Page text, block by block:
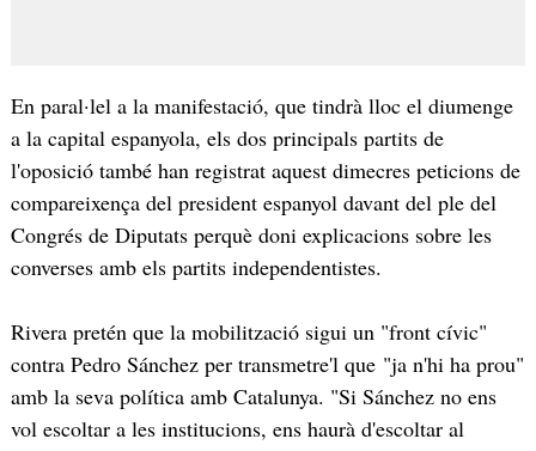
En paral·lel a la manifestació, que tindrà lloc el diumenge
a la capital espanyola, els dos principals partits de
l'oposició també han registrat aquest dimecres peticions de
compareixença del president espanyol davant del ple del
Congrés de Diputats perquè doni explicacions sobre les
converses amb els partits independentistes.
Rivera pretén que la mobilització sigui un "front cívic"
contra Pedro Sánchez per transmetre'l que "ja n'hi ha prou"
amb la seva política amb Catalunya. "Si Sánchez no ens
vol escoltar a les institucions, ens haurà d'escoltar al